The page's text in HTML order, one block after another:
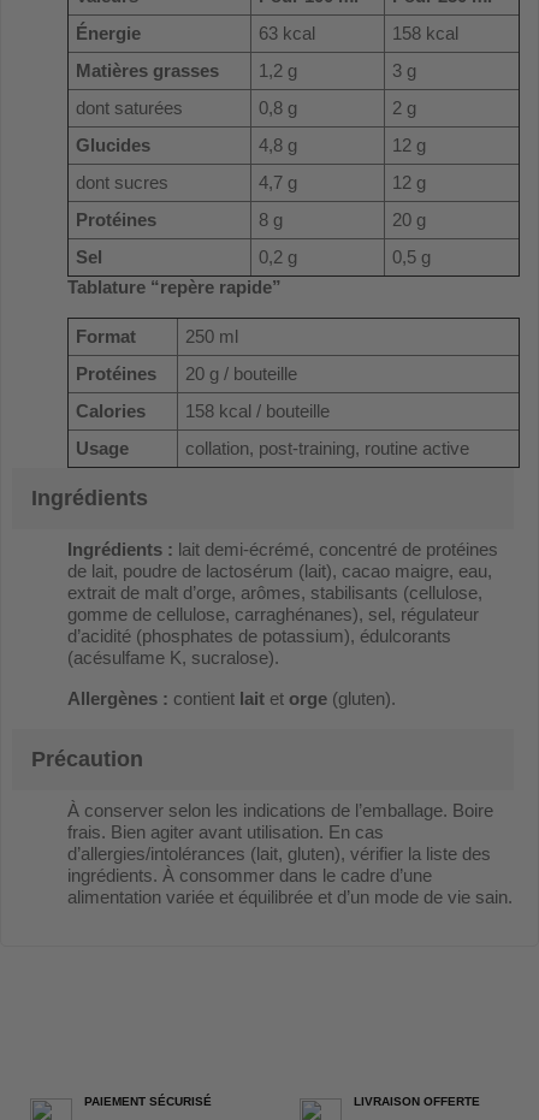
Énergie
63 kcal
158 kcal
Matières grasses
1,2 g
3 g
dont saturées
0,8 g
2 g
Glucides
4,8 g
12 g
dont sucres
4,7 g
12 g
Protéines
8 g
20 g
Sel
0,2 g
0,5 g
Tablature “repère rapide”
Format
250 ml
Protéines
20 g / bouteille
Calories
158 kcal / bouteille
Usage
collation, post-training, routine active
Ingrédients
Ingrédients : lait demi-écrémé, concentré de protéines
de lait, poudre de lactosérum (lait), cacao maigre, eau,
extrait de malt d’orge, arômes, stabilisants (cellulose,
gomme de cellulose, carraghénanes), sel, régulateur
d’acidité (phosphates de potassium), édulcorants
(acésulfame K, sucralose).
Allergènes : contient lait et orge (gluten).
Précaution
À conserver selon les indications de l’emballage. Boire
frais. Bien agiter avant utilisation. En cas
d’allergies/intolérances (lait, gluten), vérifier la liste des
ingrédients. À consommer dans le cadre d’une
alimentation variée et équilibrée et d’un mode de vie sain.
PAIEMENT SÉCURISÉ
LIVRAISON OFFERTE